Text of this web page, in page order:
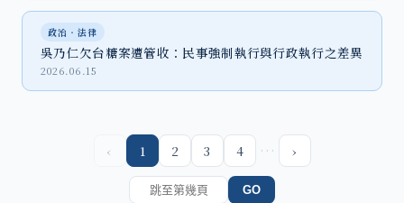
政治‧法律
吳乃仁欠台糖案遭管收：民事強制執行與行政執行之差異
2026.06.15
‹ 1 2 3 4 … ›
GO